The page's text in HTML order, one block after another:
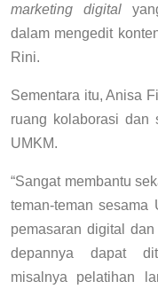
marketing digital
dalam mengedit
Rini.
Sementara itu, Anisa
ruang kolaborasi dan
UMKM.
“Sangat membantu
teman-teman sesama
pemasaran digital
depannya dapat
misalnya pelatihan